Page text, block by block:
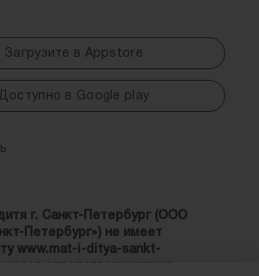
Загрузите в Аррstore
Доступно в Google play
г. Санкт-Петербург (ООО
Петербург») не имеет
www.mat-i-ditya-sankt-
ответственности за